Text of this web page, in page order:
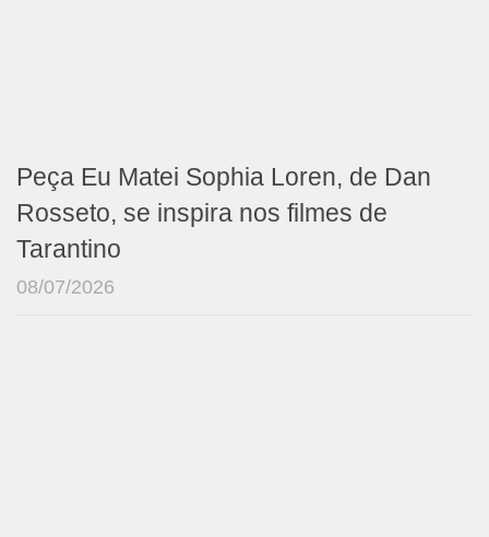
Peça Eu Matei Sophia Loren, de Dan
Rosseto, se inspira nos filmes de
Tarantino
08/07/2026